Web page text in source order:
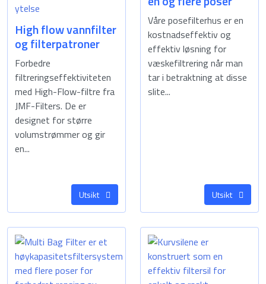
High flow vannfilter
og filterpatroner
Forbedre
filtreringseffektiviteten
med High-Flow-filtre fra
JMF-Filters. De er
designet for større
volumstrømmer og gir
en...
Utsikt
Våre posefilterhus er en
kostnadseffektiv og
effektiv løsning for
væskefiltrering når man
tar i betraktning at disse
slite...
Utsikt